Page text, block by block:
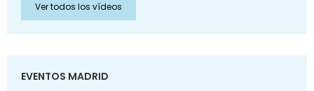
Ver todos los vídeos
EVENTOS MADRID